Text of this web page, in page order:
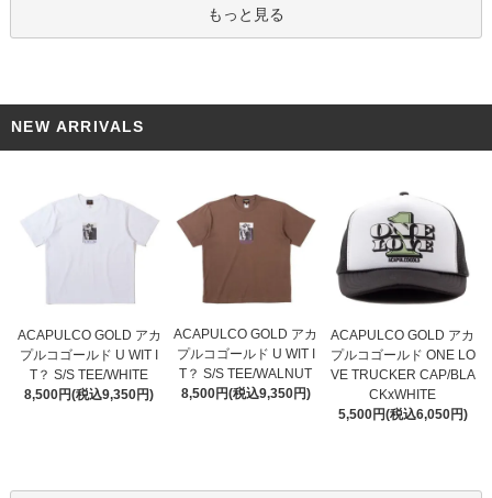
もっと見る
NEW ARRIVALS
ACAPULCO GOLD アカ
プルコゴールド U WIT I
T？ S/S TEE/WHITE
8,500円(税込9,350円)
ACAPULCO GOLD アカ
プルコゴールド U WIT I
T？ S/S TEE/WALNUT
8,500円(税込9,350円)
ACAPULCO GOLD アカ
プルコゴールド ONE LO
VE TRUCKER CAP/BLA
CKxWHITE
5,500円(税込6,050円)